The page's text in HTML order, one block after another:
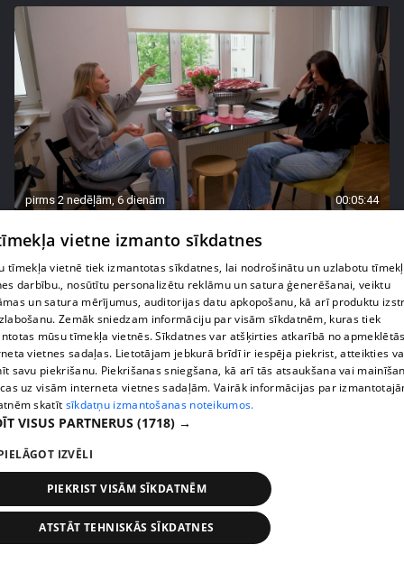
pirms 2 nedēļām, 6 dienām 00:05:44
Lukērijas Kambalas lielā iespēja "Victoria's
Secret" atlasē atduras pret finansiāliem
sarežģījumiem
71. epizode
pirms 2 nedēļām, 6 dienām
vietne izmanto sīkdatnes
tīmekļa vietnē tiek izmantotas sīkdatnes, lai nodrošinātu un uzlabotu
darbību., nosūtītu personalizētu reklāmu un satura ģenerēšanai, veiktu
un satura mērījumus, auditorijas datu apkopošanu, kā arī produktu
Zemāk sniedzam informāciju par visām sīkdatnēm, kuras tiek
mūsu tīmekļa vietnēs. Sīkdatnes var atšķirties atkarībā no
vietnes sadaļas. Lietotājam jebkurā brīdī ir iespēja piekrist, atteikties
savu piekrišanu. Piekrišanas sniegšana, kā arī tās atsaukšana vai
uz visām interneta vietnes sadaļām. Vairāk informācijas par
skatīt sīkdatņu izmantošanas noteikumos.
VISUS PARTNERUS (1718) →
IZVĒLI
PIEKRIST VISĀM SĪKDATNĒM
ATSTĀT TEHNISKĀS SĪKDATNES